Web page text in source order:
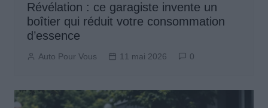
Révélation : ce garagiste invente un
boîtier qui réduit votre consommation
d’essence
Auto Pour Vous 11 mai 2026 0